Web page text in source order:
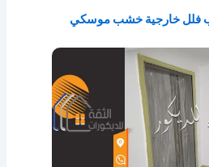
فلل خارجية خشب موسكي